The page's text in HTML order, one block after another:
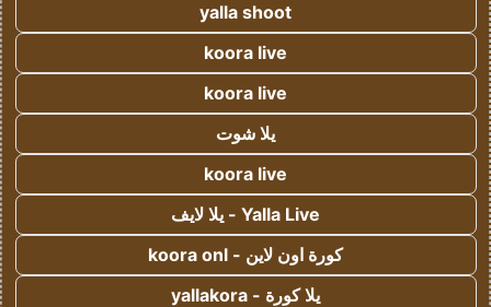
yalla shoot
koora live
koora live
يلا شوت
koora live
Yalla Live - يلا لايف
كورة اون لاين - koora onl
يلا كورة - yallakora